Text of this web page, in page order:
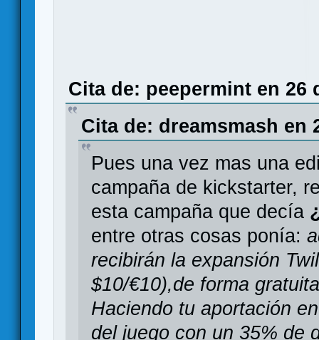
Cita de: peepermint en 26
Cita de: dreamsmash en
Pues una vez mas una
campaña de kickstarter,
esta campaña que decía
entre otras cosas ponía:
recibirán la expansión
$10/€10),de forma
Haciendo tu aportación
del juego con un 35% de